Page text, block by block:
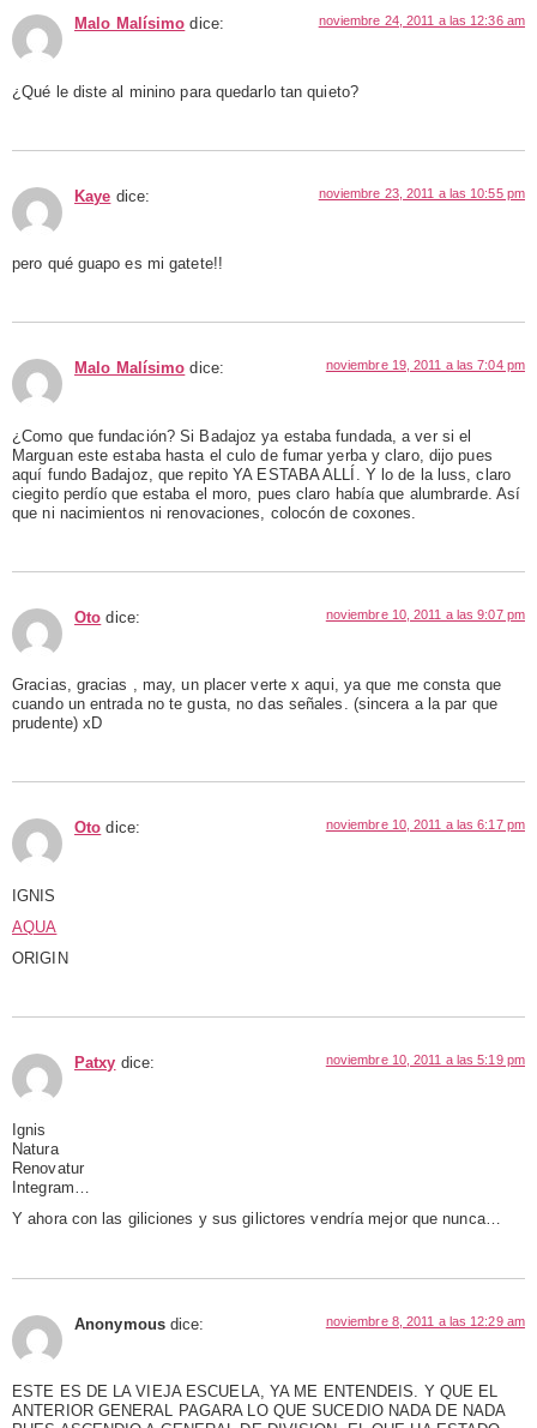
Malo Malísimo dice: noviembre 24, 2011 a las 12:36 am
¿Qué le diste al minino para quedarlo tan quieto?
Kaye dice: noviembre 23, 2011 a las 10:55 pm
pero qué guapo es mi gatete!!
Malo Malísimo dice: noviembre 19, 2011 a las 7:04 pm
¿Como que fundación? Si Badajoz ya estaba fundada, a ver si el
Marguan este estaba hasta el culo de fumar yerba y claro, dijo pues
aquí fundo Badajoz, que repito YA ESTABA ALLÍ. Y lo de la luss, claro
ciegito perdío que estaba el moro, pues claro había que alumbrarde. Así
que ni nacimientos ni renovaciones, colocón de coxones.
Oto dice: noviembre 10, 2011 a las 9:07 pm
Gracias, gracias , may, un placer verte x aqui, ya que me consta que
cuando un entrada no te gusta, no das señales. (sincera a la par que
prudente) xD
Oto dice: noviembre 10, 2011 a las 6:17 pm
IGNIS
AQUA
ORIGIN
Patxy dice: noviembre 10, 2011 a las 5:19 pm
Ignis
Natura
Renovatur
Integram…
Y ahora con las giliciones y sus gilictores vendría mejor que nunca…
Anonymous dice: noviembre 8, 2011 a las 12:29 am
ESTE ES DE LA VIEJA ESCUELA, YA ME ENTENDEIS. Y QUE EL
ANTERIOR GENERAL PAGARA LO QUE SUCEDIO NADA DE NADA